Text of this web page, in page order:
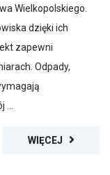
Wielkopolskiego.
dzięki ich
zapewni
Odpady,
WIĘCEJ